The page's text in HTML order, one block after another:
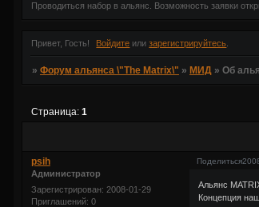
Проводиться набор в альянс. Возможность заявки
Привет, Гость! Войдите илизарегистрируйтесь
» Форум альянса \"The Matrix\" » МИД » Об
Страница: 1
Поделиться
psih
Администратор
Зарегистрирован: 2008-01-29
Приглашений: 0
Альянс
Концепция